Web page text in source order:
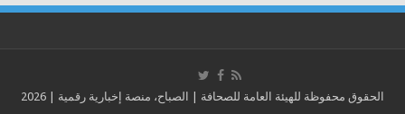
الحقوق محفوظة للهيئة العامة للصحافة | الصباح، منصة إخبارية رقمية | 2026